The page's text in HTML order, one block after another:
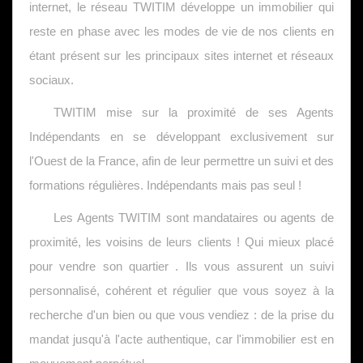
internet, le réseau TWITIM développe un immobilier qui
reste en phase avec les modes de vie de nos clients en
étant présent sur les principaux sites internet et réseaux
sociaux.
TWITIM mise sur la proximité de ses Agents
Indépendants en se développant exclusivement sur
l'Ouest de la France, afin de leur permettre un suivi et des
formations régulières. Indépendants mais pas seul !
Les Agents TWITIM sont mandataires ou agents de
proximité, les voisins de leurs clients ! Qui mieux placé
pour vendre son quartier . Ils vous assurent un suivi
personnalisé, cohérent et régulier que vous soyez à la
recherche d'un bien ou que vous vendiez : de la prise du
mandat jusqu'à l'acte authentique, car l'immobilier est en